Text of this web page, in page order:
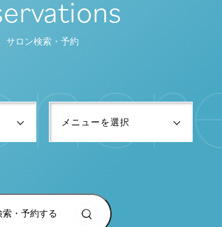
サロン検索・予約
索・予約する
nsre